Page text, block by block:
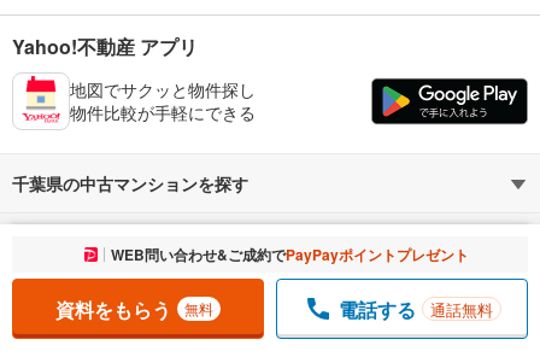
お気に入りに追加しました。 一覧を開く
WEB問い合わせ&ご成約でPayPayポイントプレゼント
資料をもらう 無料 電話する 通話無料
Yahoo!不動産 アプリ
地図でサクッと物件探し
物件比較が手軽にできる
千葉県の中古マンションを探す
路線・駅から探す 地域から探す
通勤・通学時間から探す 地図から探す
浦安市の不動産情報を探す
不動産・住宅 賃貸住宅
暮らしのお役立ち情報